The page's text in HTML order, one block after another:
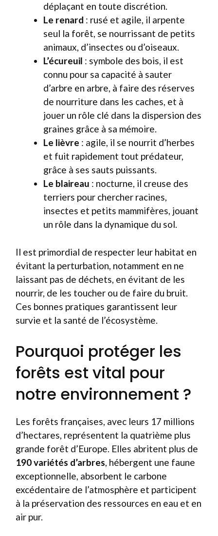
déplaçant en toute discrétion.
Le renard : rusé et agile, il arpente
seul la forêt, se nourrissant de petits
animaux, d’insectes ou d’oiseaux.
L’écureuil : symbole des bois, il est
connu pour sa capacité à sauter
d’arbre en arbre, à faire des réserves
de nourriture dans les caches, et à
jouer un rôle clé dans la dispersion des
graines grâce à sa mémoire.
Le lièvre : agile, il se nourrit d’herbes
et fuit rapidement tout prédateur,
grâce à ses sauts puissants.
Le blaireau : nocturne, il creuse des
terriers pour chercher racines,
insectes et petits mammifères, jouant
un rôle dans la dynamique du sol.
Il est primordial de respecter leur habitat en
évitant la perturbation, notamment en ne
laissant pas de déchets, en évitant de les
nourrir, de les toucher ou de faire du bruit.
Ces bonnes pratiques garantissent leur
survie et la santé de l’écosystème.
Pourquoi protéger les
forêts est vital pour
notre environnement ?
Les forêts françaises, avec leurs 17 millions
d’hectares, représentent la quatrième plus
grande forêt d’Europe. Elles abritent plus de
190 variétés d’arbres, hébergent une faune
exceptionnelle, absorbent le carbone
excédentaire de l’atmosphère et participent
à la préservation des ressources en eau et en
air pur.